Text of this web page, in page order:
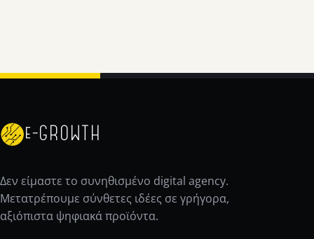
e-GROWTH
Δεν είμαστε το συνηθισμένο digital agency.
Μετατρέπουμε σύνθετες ιδέες σε γρήγορα,
αξιόπιστα ψηφιακά προϊόντα.